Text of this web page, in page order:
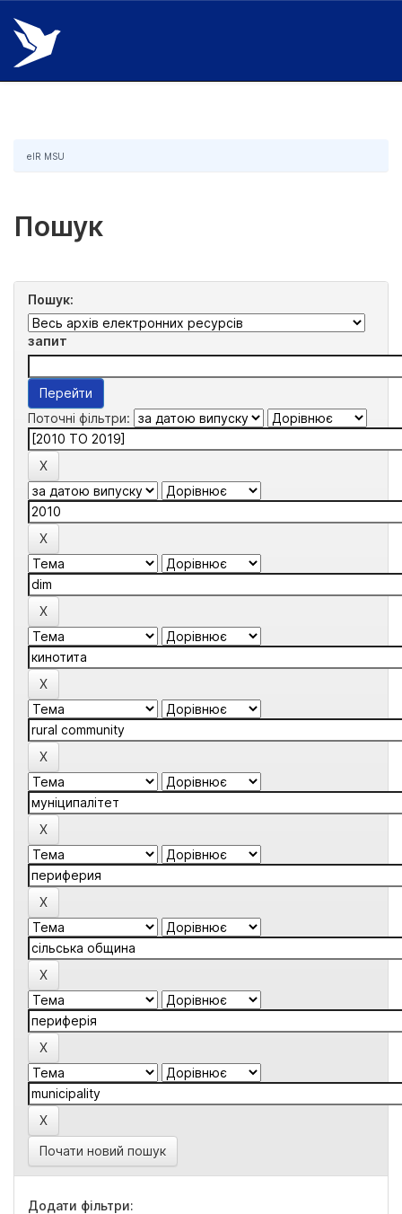
Skip
navigation
eIR MSU
Пошук
Пошук:
запит
Поточні фільтри:
Почати новий пошук
Додати фільтри: